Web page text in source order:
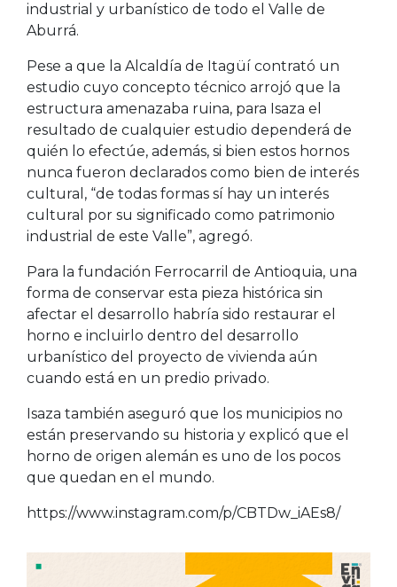
industrial y urbanístico de todo el Valle de
Aburrá.
Pese a que la Alcaldía de Itagüí contrató un
estudio cuyo concepto técnico arrojó que la
estructura amenazaba ruina, para Isaza el
resultado de cualquier estudio dependerá de
quién lo efectúe, además, si bien estos hornos
nunca fueron declarados como bien de interés
cultural, “de todas formas sí hay un interés
cultural por su significado como patrimonio
industrial de este Valle”, agregó.
Para la fundación Ferrocarril de Antioquia, una
forma de conservar esta pieza histórica sin
afectar el desarrollo habría sido restaurar el
horno e incluirlo dentro del desarrollo
urbanístico del proyecto de vivienda aún
cuando está en un predio privado.
Isaza también aseguró que los municipios no
están preservando su historia y explicó que el
horno de origen alemán es uno de los pocos
que quedan en el mundo.
https://www.instagram.com/p/CBTDw_iAEs8/